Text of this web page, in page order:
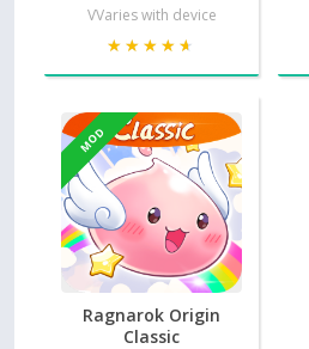
VVaries with device
★★★★★
★★★★★
MOD
Ragnarok Origin
Classic